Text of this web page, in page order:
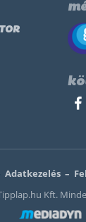
Adatkezelés –
Kft.